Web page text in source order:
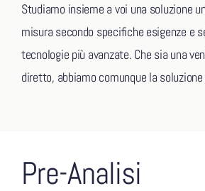
Studiamo insieme a voi una soluzione
misura secondo specifiche esigenze e
tecnologie più avanzate. Che sia una
diretto, abbiamo comunque la
Pre-Analisi